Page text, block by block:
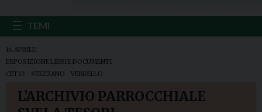
16 APRILE
ESPOSIZIONE LIBRI E DOCUMENTI
CET 13 - STEZZANO - VERDELLO
L’ARCHIVIO PARROCCHIALE